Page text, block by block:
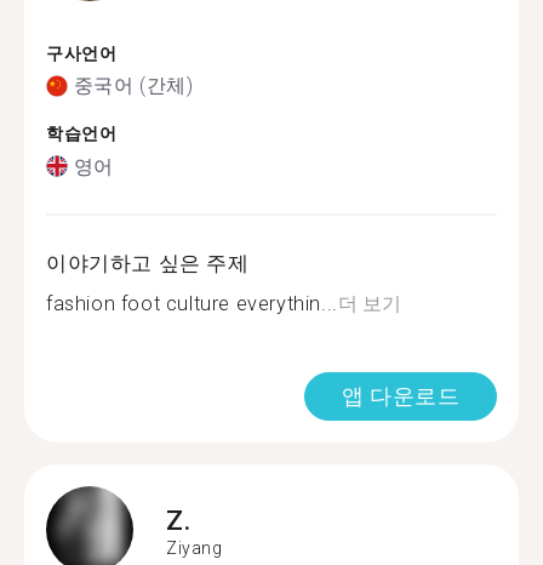
구사언어
중국어 (간체)
학습언어
영어
이야기하고 싶은 주제
fashion foot culture everythin... 더 보기
앱 다운로드
Z.
Ziyang